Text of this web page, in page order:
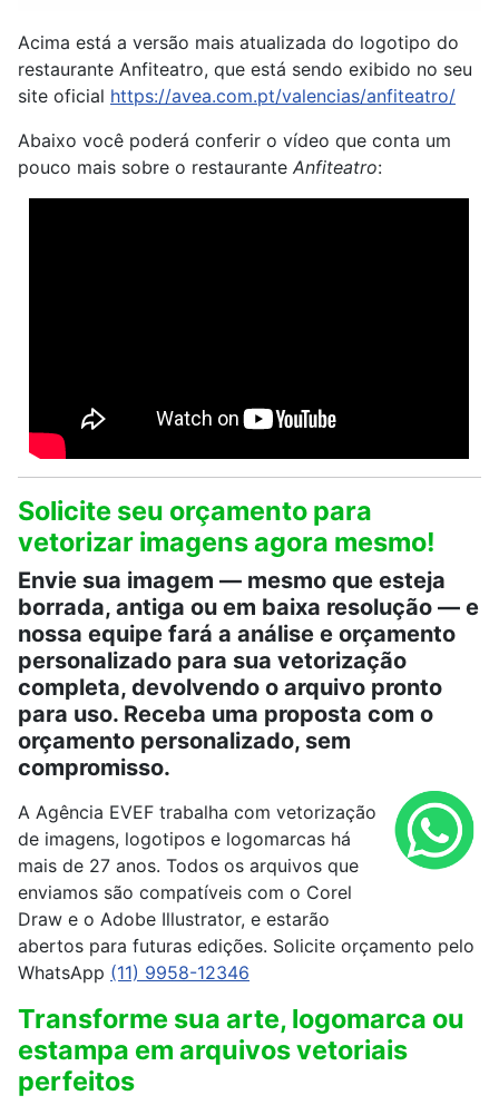
Acima está a versão mais atualizada do logotipo do
restaurante Anfiteatro, que está sendo exibido no seu
site oficial https://avea.com.pt/valencias/anfiteatro/
Abaixo você poderá conferir o vídeo que conta um
pouco mais sobre o restaurante Anfiteatro:
Solicite seu orçamento para
vetorizar imagens agora mesmo!
Envie sua imagem — mesmo que esteja
borrada, antiga ou em baixa resolução — e
nossa equipe fará a análise e orçamento
personalizado para sua vetorização
completa, devolvendo o arquivo pronto
para uso. Receba uma proposta com o
orçamento personalizado, sem
compromisso.
A Agência EVEF trabalha com vetorização
de imagens, logotipos e logomarcas há
mais de 27 anos. Todos os arquivos que
enviamos são compatíveis com o Corel
Draw e o Adobe Illustrator, e estarão
abertos para futuras edições. Solicite orçamento pelo
WhatsApp (11) 9958-12346
Transforme sua arte, logomarca ou
estampa em arquivos vetoriais
perfeitos